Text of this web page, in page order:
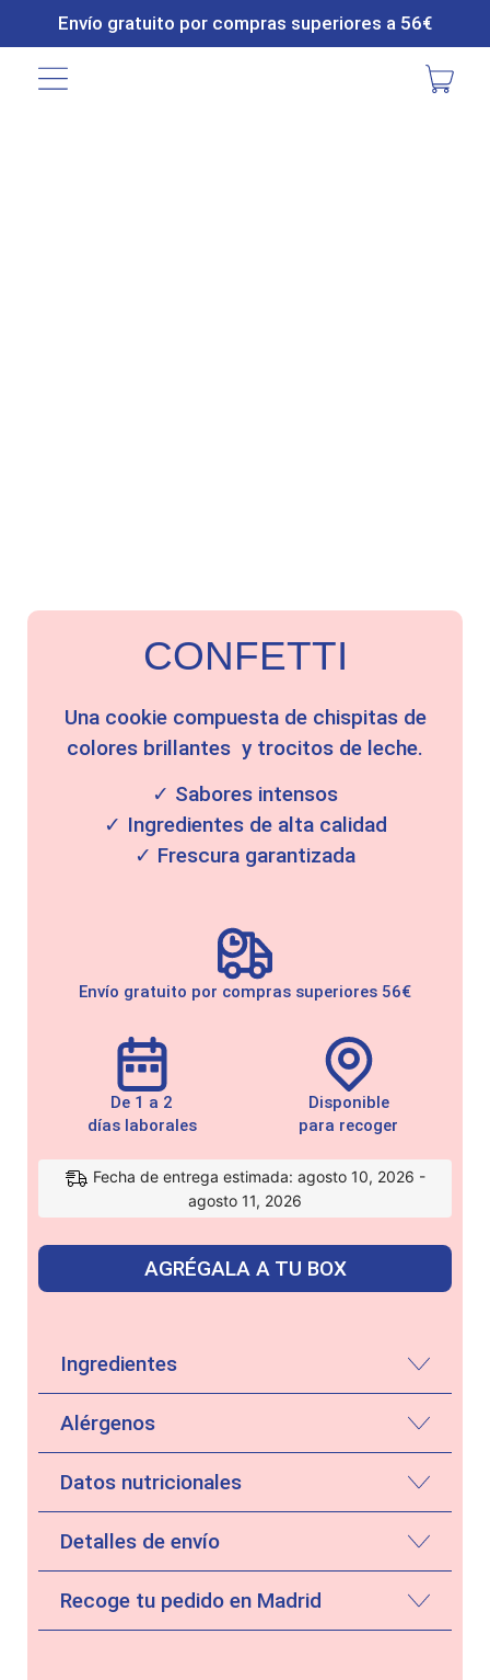
Envío gratuito por compras superiores a 56€
CONFETTI
Una cookie compuesta de chispitas de
colores brillantes y trocitos de leche.
✓ Sabores intensos
✓ Ingredientes de alta calidad
✓ Frescura garantizada
Envío gratuito por compras superiores 56€
De 1 a 2
días laborales
Disponible
para recoger
Fecha de entrega estimada: agosto 10, 2026 -
agosto 11, 2026
AGRÉGALA A TU BOX
Ingredientes
Alérgenos
Datos nutricionales
Detalles de envío
Recoge tu pedido en Madrid